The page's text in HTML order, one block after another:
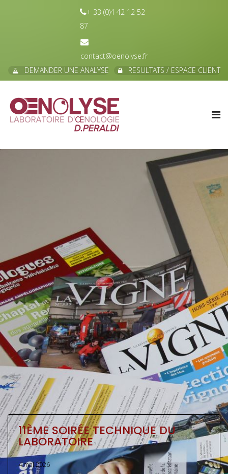
+ 33 (0)4 42 12 52
87
contact@oenolyse.fr
DEMANDER UNE ANALYSE
RESULTATS / ESPACE CLIENT
11ÈME SOIRÉE TECHNIQUE DU
LABORATOIRE
4 mai 2026